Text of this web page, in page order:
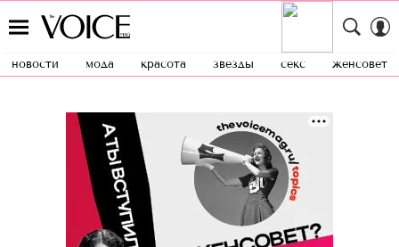
новости мода красота звезды секс женсовет